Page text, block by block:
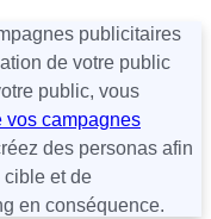
publicitaires
de votre public
public, vous
vos campagnes
des personas afin
cible et de
en conséquence.